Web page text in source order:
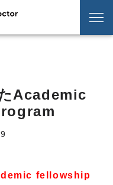
Academic
fellowship